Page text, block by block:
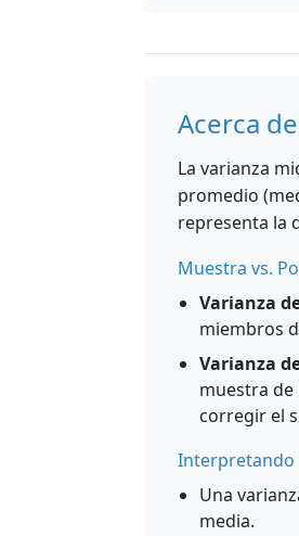
Acerca
La varianza
promedio
representa la
Muestra vs.
Varianza
miembros
Varianza
muestra
corregir el
Interpretando
Una
media.